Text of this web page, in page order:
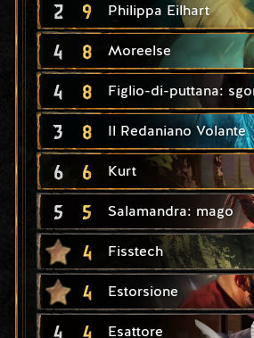
2 9 Philippa Eilhart
4 8 Moreelse
4 8 Figlio-di-puttana:
3 8 Il Redaniano Volante
6 6 Kurt
5 5 Salamandra: mago
4 Fisstech
4 Estorsione
4 4 Esattore